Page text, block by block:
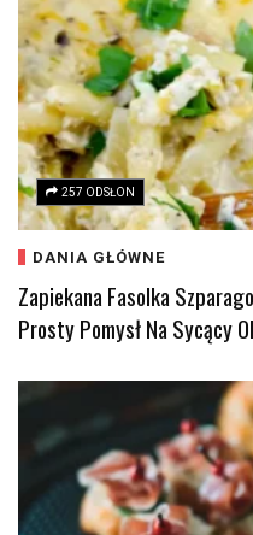
257 ODSŁON
DANIA GŁÓWNE
Zapiekana Fasolka
Prosty Pomysł Na Sycący